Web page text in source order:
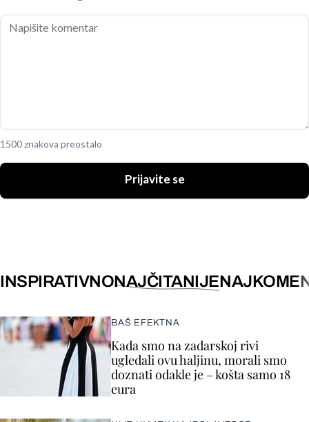
1500 znakova preostalo
Prijavite se
INSPIRATIVNONAJČITANIJE
BAŠ EFEKTNA
Kada smo na zadarskoj rivi
ugledali ovu haljinu, morali smo
doznati odakle je – košta samo 18
eura